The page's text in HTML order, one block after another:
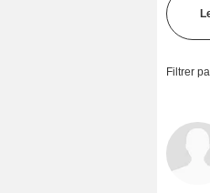
Filtrer